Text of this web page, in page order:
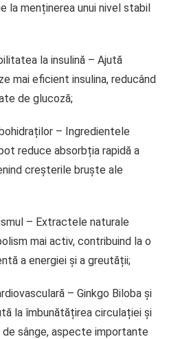
la menținerea unui nivel stabil
la insulină – Ajută
mai eficient insulina, reducând
de glucoză;
– Ingredientele
reduce absorbția rapidă a
creșterile bruște ale
– Extractele naturale
mai activ, contribuind la o
a energiei și a greutății;
– Ginkgo Biloba și
la îmbunătățirea circulației și
sânge, aspecte importante